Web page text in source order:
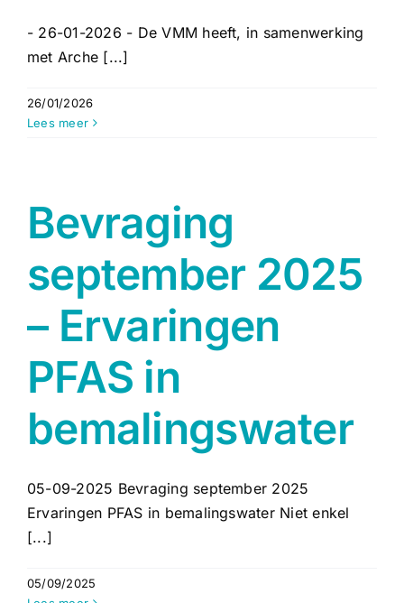
- 26-01-2026 - De VMM heeft, in samenwerking
met Arche [...]
26/01/2026
Lees meer
Bevraging
september 2025
– Ervaringen
PFAS in
bemalingswater
05-09-2025 Bevraging september 2025
Ervaringen PFAS in bemalingswater Niet enkel
[...]
05/09/2025